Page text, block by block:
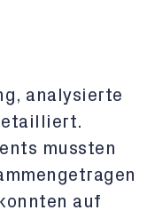
analysierte
mussten
auf